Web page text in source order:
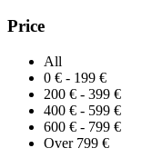
Price
All
0 € - 199 €
200 € - 399 €
400 € - 599 €
600 € - 799 €
Over 799 €